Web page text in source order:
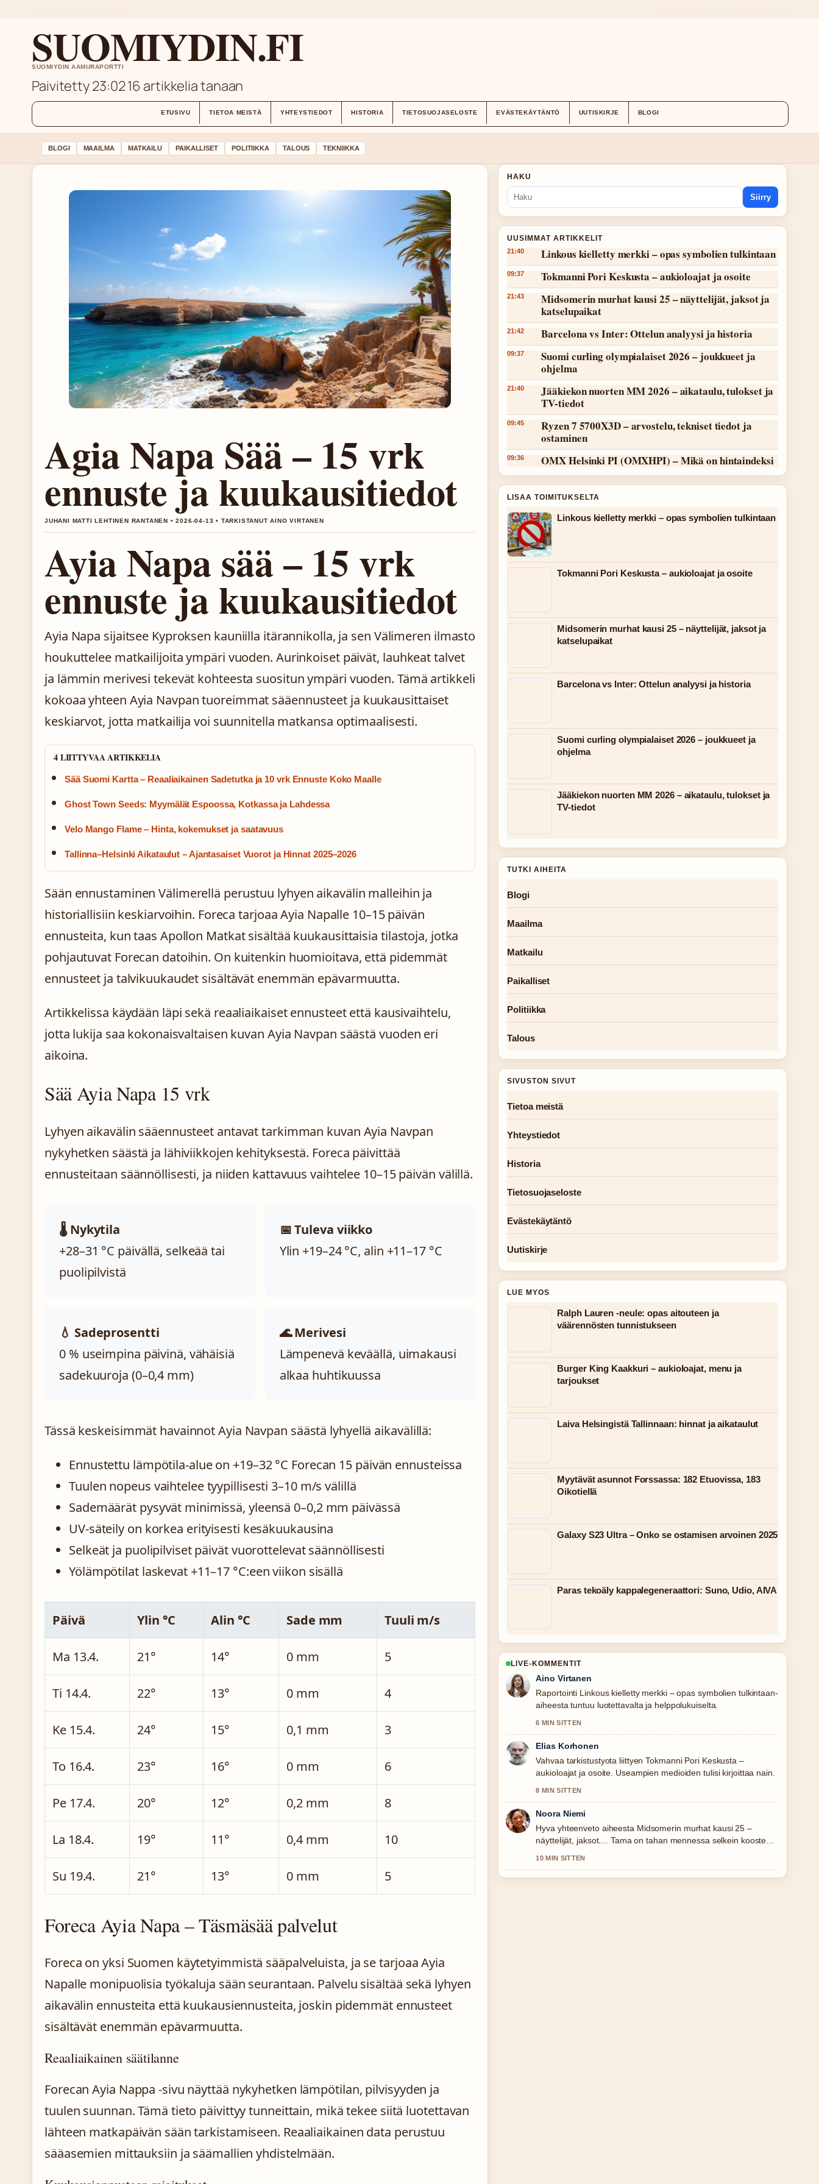
SUOMIYDIN.FI
SUOMIYDIN AAMURAPORTTI
Paivitetty 23:0216 artikkelia tanaan
ETUSIVU TIETOA MEISTÄ YHTEYSTIEDOT HISTORIA TIETOSUOJASELOSTE EVÄSTEKÄYTÄNTÖ UUTISKIRJE BLOGI
BLOGI MAAILMA MATKAILU PAIKALLISET POLITIIKKA TALOUS TEKNIIKKA
Agia Napa Sää – 15 vrk
ennuste ja kuukausitiedot
JUHANI MATTI LEHTINEN RANTANEN • 2026-04-13 • TARKISTANUT AINO VIRTANEN
Ayia Napa sää – 15 vrk
ennuste ja kuukausitiedot
Ayia Napa sijaitsee Kyproksen kauniilla itärannikolla, ja sen Välimeren ilmasto
houkuttelee matkailijoita ympäri vuoden. Aurinkoiset päivät, lauhkeat talvet
ja lämmin merivesi tekevät kohteesta suositun ympäri vuoden. Tämä artikkeli
kokoaa yhteen Ayia Navpan tuoreimmat sääennusteet ja kuukausittaiset
keskiarvot, jotta matkailija voi suunnitella matkansa optimaalisesti.
4 LIITTYVAA ARTIKKELIA
Sää Suomi Kartta – Reaaliaikainen Sadetutka ja 10 vrk Ennuste Koko Maalle
Ghost Town Seeds: Myymälät Espoossa, Kotkassa ja Lahdessa
Velo Mango Flame – Hinta, kokemukset ja saatavuus
Tallinna–Helsinki Aikataulut – Ajantasaiset Vuorot ja Hinnat 2025–2026
Sään ennustaminen Välimerellä perustuu lyhyen aikavälin malleihin ja
historiallisiin keskiarvoihin. Foreca tarjoaa Ayia Napalle 10–15 päivän
ennusteita, kun taas Apollon Matkat sisältää kuukausittaisia tilastoja, jotka
pohjautuvat Forecan datoihin. On kuitenkin huomioitava, että pidemmät
ennusteet ja talvikuukaudet sisältävät enemmän epävarmuutta.
Artikkelissa käydään läpi sekä reaaliaikaiset ennusteet että kausivaihtelu,
jotta lukija saa kokonaisvaltaisen kuvan Ayia Navpan säästä vuoden eri
aikoina.
Sää Ayia Napa 15 vrk
Lyhyen aikavälin sääennusteet antavat tarkimman kuvan Ayia Navpan
nykyhetken säästä ja lähiviikkojen kehityksestä. Foreca päivittää
ennusteitaan säännöllisesti, ja niiden kattavuus vaihtelee 10–15 päivän välillä.
🌡️ Nykytila
+28–31 °C päivällä, selkeää tai
puolipilvistä
📅 Tuleva viikko
Ylin +19–24 °C, alin +11–17 °C
💧 Sadeprosentti
0 % useimpina päivinä, vähäisiä
sadekuuroja (0–0,4 mm)
🌊 Merivesi
Lämpenevä keväällä, uimakausi
alkaa huhtikuussa
Tässä keskeisimmät havainnot Ayia Navpan säästä lyhyellä aikavälillä:
Ennustettu lämpötila-alue on +19–32 °C Forecan 15 päivän ennusteissa
Tuulen nopeus vaihtelee tyypillisesti 3–10 m/s välillä
Sademäärät pysyvät minimissä, yleensä 0–0,2 mm päivässä
UV-säteily on korkea erityisesti kesäkuukausina
Selkeät ja puolipilviset päivät vuorottelevat säännöllisesti
Yölämpötilat laskevat +11–17 °C:een viikon sisällä
Päivä Ylin °C Alin °C Sade mm Tuuli m/s
Ma 13.4. 21° 14° 0 mm 5
Ti 14.4. 22° 13° 0 mm 4
Ke 15.4. 24° 15° 0,1 mm 3
To 16.4. 23° 16° 0 mm 6
Pe 17.4. 20° 12° 0,2 mm 8
La 18.4. 19° 11° 0,4 mm 10
Su 19.4. 21° 13° 0 mm 5
Foreca Ayia Napa – Täsmäsää palvelut
Foreca on yksi Suomen käytetyimmistä sääpalveluista, ja se tarjoaa Ayia
Napalle monipuolisia työkaluja sään seurantaan. Palvelu sisältää sekä lyhyen
aikavälin ennusteita että kuukausiennusteita, joskin pidemmät ennusteet
sisältävät enemmän epävarmuutta.
Reaaliaikainen säätilanne
Forecan Ayia Nappa -sivu näyttää nykyhetken lämpötilan, pilvisyyden ja
tuulen suunnan. Tämä tieto päivittyy tunneittain, mikä tekee siitä luotettavan
lähteen matkapäivän sään tarkistamiseen. Reaaliaikainen data perustuu
sääasemien mittauksiin ja säämallien yhdistelmään.
HAKU
Siirry
UUSIMMAT ARTIKKELIT
21:40 Linkous kielletty merkki – opas symbolien tulkintaan
09:37 Tokmanni Pori Keskusta – aukioloajat ja osoite
21:43
Midsomerin murhat kausi 25 – näyttelijät, jaksot ja
katselupaikat
21:42 Barcelona vs Inter: Ottelun analyysi ja historia
09:37
Suomi curling olympialaiset 2026 – joukkueet ja
ohjelma
21:40
Jääkiekon nuorten MM 2026 – aikataulu, tulokset ja
TV-tiedot
09:45
Ryzen 7 5700X3D – arvostelu, tekniset tiedot ja
ostaminen
09:36 OMX Helsinki PI (OMXHPI) – Mikä on hintaindeksi
LISAA TOIMITUKSELTA
Linkous kielletty merkki – opas symbolien tulkintaan
Tokmanni Pori Keskusta – aukioloajat ja osoite
Midsomerin murhat kausi 25 – näyttelijät, jaksot ja
katselupaikat
Barcelona vs Inter: Ottelun analyysi ja historia
Suomi curling olympialaiset 2026 – joukkueet ja
ohjelma
Jääkiekon nuorten MM 2026 – aikataulu, tulokset ja
TV-tiedot
TUTKI AIHEITA
Blogi
Maailma
Matkailu
Paikalliset
Politiikka
Talous
SIVUSTON SIVUT
Tietoa meistä
Yhteystiedot
Historia
Tietosuojaseloste
Evästekäytäntö
Uutiskirje
LUE MYOS
Ralph Lauren -neule: opas aitouteen ja
väärennösten tunnistukseen
Burger King Kaakkuri – aukioloajat, menu ja
tarjoukset
Laiva Helsingistä Tallinnaan: hinnat ja aikataulut
Myytävät asunnot Forssassa: 182 Etuovissa, 183
Oikotiellä
Galaxy S23 Ultra – Onko se ostamisen arvoinen 2025
Paras tekoäly kappalegeneraattori: Suno, Udio, AIVA
LIVE-KOMMENTIT
Aino Virtanen
Raportointi Linkous kielletty merkki – opas symbolien tulkintaan-
aiheesta tuntuu luotettavalta ja helppolukuiselta.
6 MIN SITTEN
Elias Korhonen
Vahvaa tarkistustyota liittyen Tokmanni Pori Keskusta –
aukioloajat ja osoite. Useampien medioiden tulisi kirjoittaa nain.
8 MIN SITTEN
Noora Niemi
Hyva yhteenveto aiheesta Midsomerin murhat kausi 25 –
näyttelijät, jaksot.... Tama on tahan mennessa selkein kooste
10 MIN SITTEN